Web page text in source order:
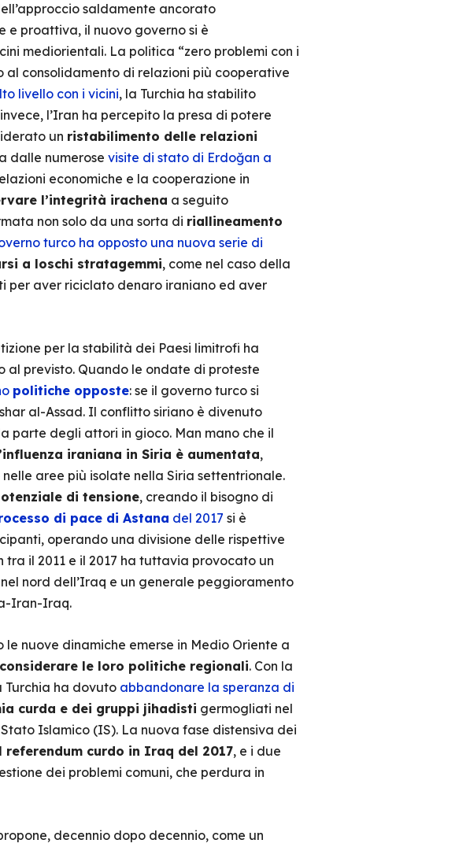
saldamente ancorato
e proattiva, il nuovo governo si è
mediorientali. La politica “zero problemi con i
al consolidamento di relazioni più cooperative
livello con i vicini, la Turchia ha stabilito
l’Iran ha percepito la presa di potere
un ristabilimento delle relazioni
dalle numerose visite di stato di Erdoğan a
economiche e la cooperazione in
l’integrità irachena a seguito
non solo da una sorta di riallineamento
turco ha opposto una nuova serie di
a loschi stratagemmi, come nel caso della
per aver riciclato denaro iraniano ed aver
per la stabilità dei Paesi limitrofi ha
al previsto. Quando le ondate di proteste
politiche opposte: se il governo turco si
al-Assad. Il conflitto siriano è divenuto
parte degli attori in gioco. Man mano che il
iraniana in Siria è aumentata,
aree più isolate nella Siria settentrionale.
di tensione, creando il bisogno di
di pace di Astana del 2017 si è
operando una divisione delle rispettive
tra il 2011 e il 2017 ha tuttavia provocato un
nord dell’Iraq e un generale peggioramento
Iran-Iraq.
nuove dinamiche emerse in Medio Oriente a
le loro politiche regionali. Con la
Turchia ha dovuto abbandonare la speranza di
curda e dei gruppi jihadisti germogliati nel
Islamico (IS). La nuova fase distensiva dei
curdo in Iraq del 2017, e i due
dei problemi comuni, che perdura in
decennio dopo decennio, come un